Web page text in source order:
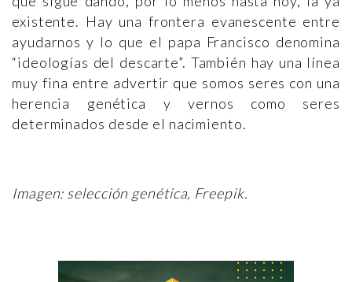
existente. Hay una frontera evanescente entre
ayudarnos y lo que el papa Francisco denomina
“ideologías del descarte”. También hay una línea
muy fina entre advertir que somos seres con una
herencia genética y vernos como seres
determinados desde el nacimiento.
Imagen: selección genética, Freepik.